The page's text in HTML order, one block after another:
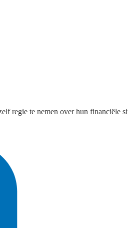
regie te nemen over hun